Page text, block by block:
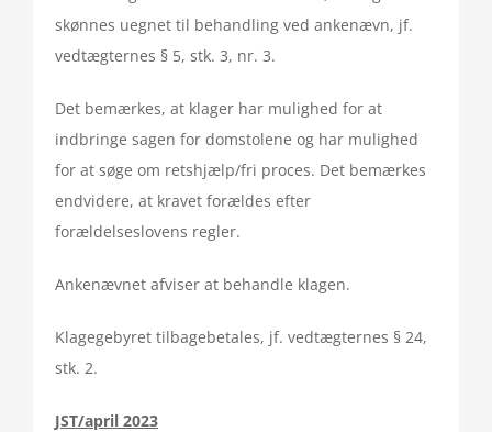
skønnes uegnet til behandling ved ankenævn, jf.
vedtægternes § 5, stk. 3, nr. 3.
Det bemærkes, at klager har mulighed for at
indbringe sagen for domstolene og har mulighed
for at søge om retshjælp/fri proces. Det bemærkes
endvidere, at kravet forældes efter
forældelseslovens regler.
Ankenævnet afviser at behandle klagen.
Klagegebyret tilbagebetales, jf. vedtægternes § 24,
stk. 2.
JST/april 2023